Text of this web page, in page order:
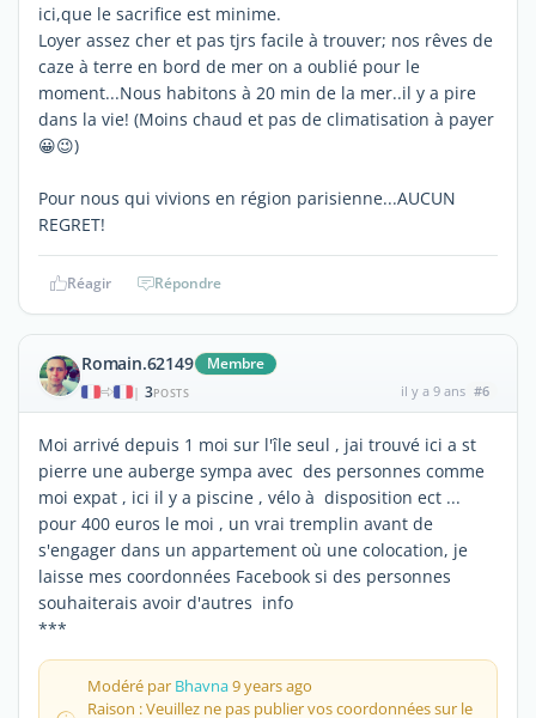
ici,que le sacrifice est minime.
Loyer assez cher et pas tjrs facile à trouver; nos rêves de
caze à terre en bord de mer on a oublié pour le
moment...Nous habitons à 20 min de la mer..il y a pire
dans la vie! (Moins chaud et pas de climatisation à payer
😀😉)
Pour nous qui vivions en région parisienne...AUCUN
REGRET!
Réagir Répondre
Romain.62149 Membre
| 3POSTS il y a 9 ans #6
Moi arrivé depuis 1 moi sur l'île seul , jai trouvé ici a st
pierre une auberge sympa avec des personnes comme
moi expat , ici il y a piscine , vélo à disposition ect ...
pour 400 euros le moi , un vrai tremplin avant de
s'engager dans un appartement où une colocation, je
laisse mes coordonnées Facebook si des personnes
souhaiterais avoir d'autres info
***
Modéré par Bhavna9 years ago
Raison : Veuillez ne pas publier vos coordonnées sur le